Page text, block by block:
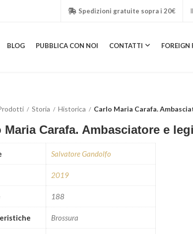
Spedizioni gratuite sopra i 20€
BLOG PUBBLICA CON NOI CONTATTI FOREIGN
Storia Historica Carlo Maria Carafa.
Maria Carafa. Ambasciatore e
Salvatore Gandolfo
2019
188
Brossura